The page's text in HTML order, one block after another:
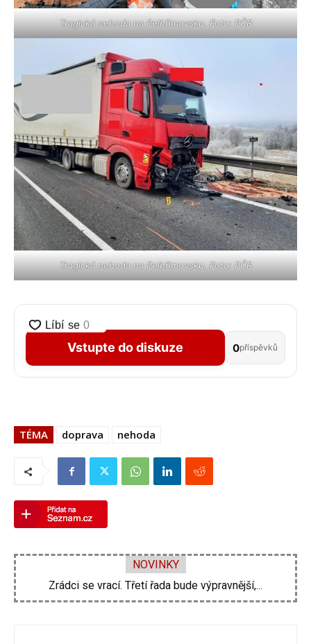
Tragická nehoda na Pelhřimovsku. Foto: PČR
Tragická nehoda na Pelhřimovsku. Foto: PČR
Vstupte do diskuze 0příspěvků
TÉMA doprava nehoda
NOVINKY
Zdeněk Pohlreich opět vtrhne do hospod. Nové...